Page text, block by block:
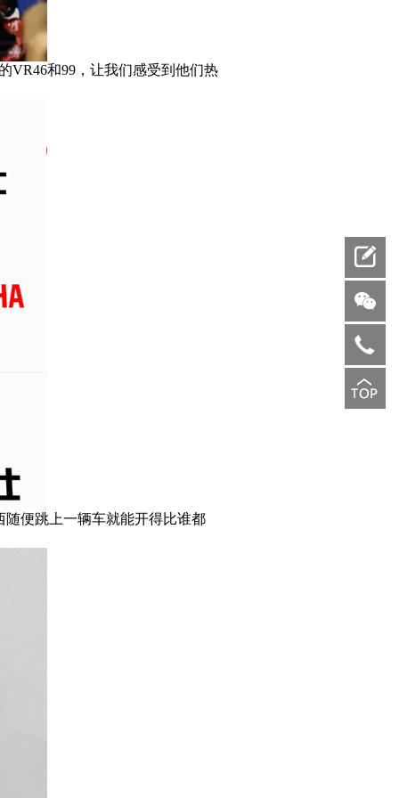
VR46和99，让我们感受到他们热
随便跳上一辆车就能开得比谁都